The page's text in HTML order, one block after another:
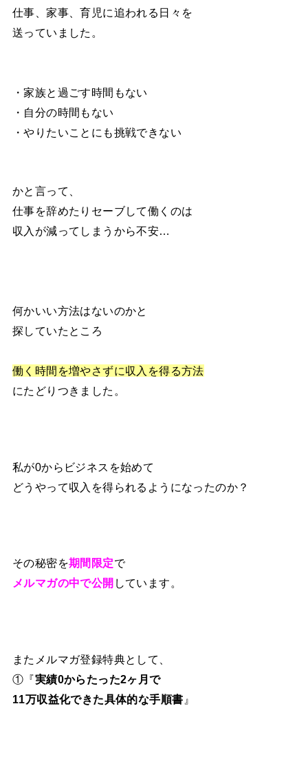
仕事、家事、育児に追われる日々を
送っていました。
・家族と過ごす時間もない
・自分の時間もない
・やりたいことにも挑戦できない
かと言って、
仕事を辞めたりセーブして働くのは
収入が減ってしまうから不安…
何かいい方法はないのかと
探していたところ
働く時間を増やさずに収入を得る方法
にたどりつきました。
私が0からビジネスを始めて
どうやって収入を得られるようになったのか？
その秘密を期間限定で
メルマガの中で公開 しています。
またメルマガ登録特典として、
①『実績0からたった2ヶ月で
11万収益化できた具体的な手順書 』